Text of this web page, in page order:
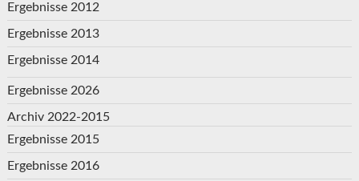
Ergebnisse 2012
Ergebnisse 2013
Ergebnisse 2014
Ergebnisse 2026
Archiv 2022-2015
Ergebnisse 2015
Ergebnisse 2016